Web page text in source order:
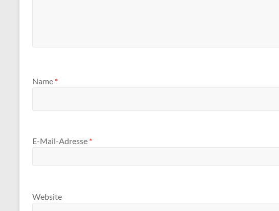
Name *
E-Mail-Adresse *
Website